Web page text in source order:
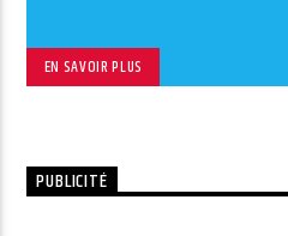
EN SAVOIR PLUS
PUBLICITÉ